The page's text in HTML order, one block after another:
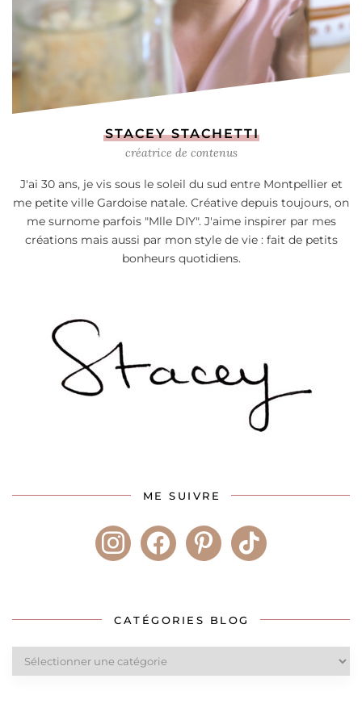
STACEY STACHETTI
créatrice de contenus
J'ai 30 ans, je vis sous le soleil du sud entre Montpellier et
me petite ville Gardoise natale. Créative depuis toujours, on
me surnome parfois "Mlle DIY". J'aime inspirer par mes
créations mais aussi par mon style de vie : fait de petits
bonheurs quotidiens.
ME SUIVRE
instagramfacebookpinteresttiktok
CATÉGORIES BLOG
blog